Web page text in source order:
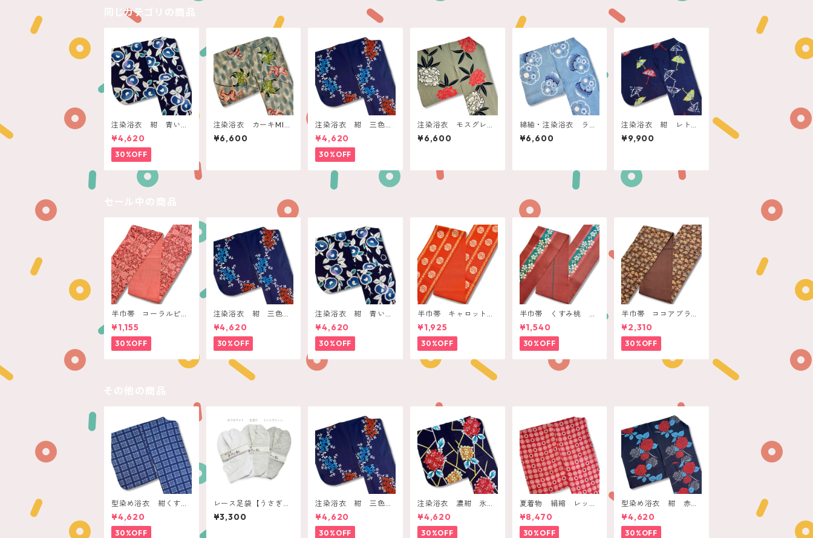
同じカテゴリの商品
注染浴衣 紺 青いま
んまる椿
¥4,620
30%OFF
注染浴衣 カーキMIX
アースカラーリリー
¥6,600
注染浴衣 紺 三色小
花ブーケ
¥4,620
30%OFF
注染浴衣 モスグレ
ー 赤白の石楠花
¥6,600
綿紬・注染浴衣 ライ
トデニムブルー 雪輪
に撫子
¥6,600
注染浴衣 紺 レトロ
アンブレラ
¥9,900
半巾帯 コーラルピン
ク 装飾ボタニカル
¥1,155
30%OFF
注染浴衣 紺 三色小
花ブーケ
¥4,620
30%OFF
注染浴衣 紺 青いま
んまる椿
¥4,620
30%OFF
半巾帯 キャロットオ
レンジ 花丸と唐草ラ
イン
¥1,925
30%OFF
半巾帯 くすみ桃 桜
に青緑ライン
¥1,540
30%OFF
半巾帯 ココアブラウ
ン 桐の花
¥2,310
30%OFF
型染め浴衣 紺くすみ
青 ドットチェック
¥4,620
30%OFF
レース足袋【うさぎや
original】
¥3,300
注染浴衣 紺 三色小
花ブーケ
¥4,620
30%OFF
注染浴衣 濃紺 氷割
れに赤黄の紫陽花
¥4,620
30%OFF
夏着物 絹縮 レッ
ド ドーナツドット
¥8,470
30%OFF
型染め浴衣 紺 赤い
紫陽花
¥4,620
30%OFF